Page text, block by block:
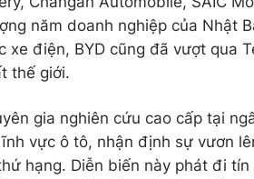
năm doanh nghiệp của Nhật
xe điện, BYD cũng đã vượt qua
thế giới.
gia nghiên cứu cao cấp tại
vực ô tô, nhận định sự vươn
hạng. Diễn biến này phát đi